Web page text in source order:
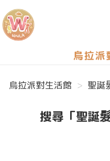
烏拉派對生活館
烏拉派對生活館 聖誕
搜尋「聖誕